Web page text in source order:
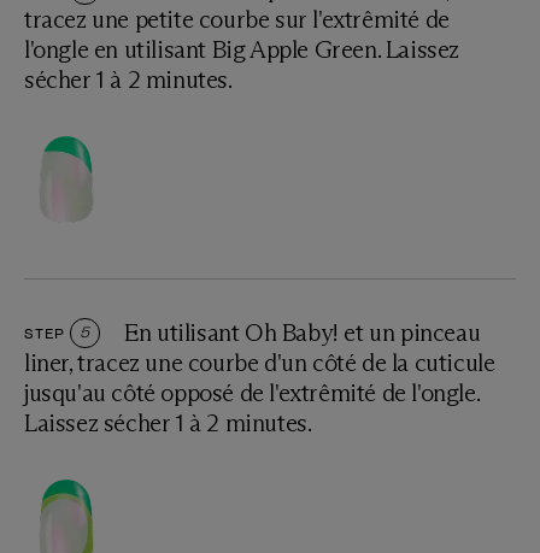
tracez une petite courbe sur l'extrêmité de
l'ongle en utilisant Big Apple Green. Laissez
sécher 1 à 2 minutes.
STEP 5
En utilisant Oh Baby! et un pinceau
liner, tracez une courbe d'un côté de la cuticule
jusqu'au côté opposé de l'extrêmité de l'ongle.
Laissez sécher 1 à 2 minutes.